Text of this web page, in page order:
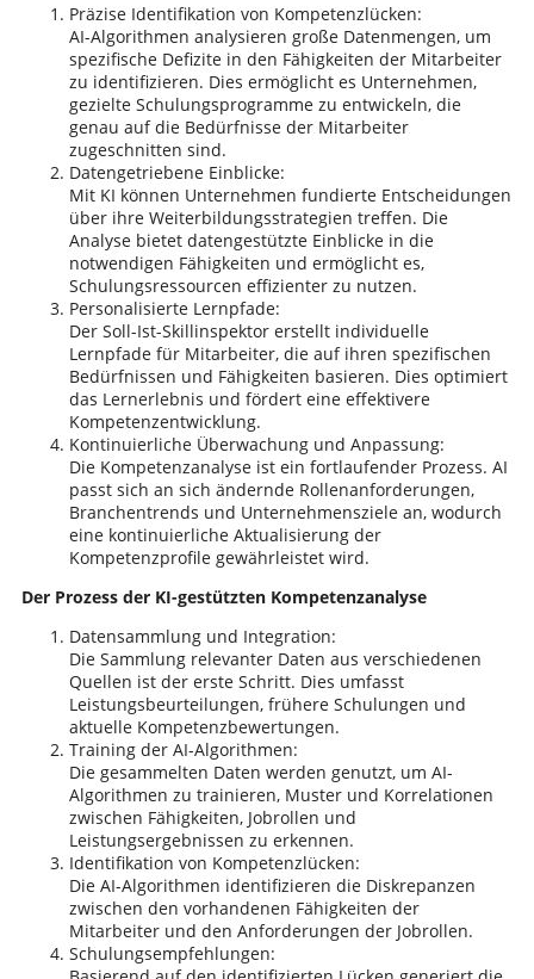
Präzise Identifikation von Kompetenzlücken:
AI-Algorithmen analysieren große Datenmengen, um
spezifische Defizite in den Fähigkeiten der Mitarbeiter
zu identifizieren. Dies ermöglicht es Unternehmen,
gezielte Schulungsprogramme zu entwickeln, die
genau auf die Bedürfnisse der Mitarbeiter
zugeschnitten sind.
Datengetriebene Einblicke:
Mit KI können Unternehmen fundierte Entscheidungen
über ihre Weiterbildungsstrategien treffen. Die
Analyse bietet datengestützte Einblicke in die
notwendigen Fähigkeiten und ermöglicht es,
Schulungsressourcen effizienter zu nutzen.
Personalisierte Lernpfade:
Der Soll-Ist-Skillinspektor erstellt individuelle
Lernpfade für Mitarbeiter, die auf ihren spezifischen
Bedürfnissen und Fähigkeiten basieren. Dies optimiert
das Lernerlebnis und fördert eine effektivere
Kompetenzentwicklung.
Kontinuierliche Überwachung und Anpassung:
Die Kompetenzanalyse ist ein fortlaufender Prozess. AI
passt sich an sich ändernde Rollenanforderungen,
Branchentrends und Unternehmensziele an, wodurch
eine kontinuierliche Aktualisierung der
Kompetenzprofile gewährleistet wird.
Der Prozess der KI-gestützten Kompetenzanalyse
Datensammlung und Integration:
Die Sammlung relevanter Daten aus verschiedenen
Quellen ist der erste Schritt. Dies umfasst
Leistungsbeurteilungen, frühere Schulungen und
aktuelle Kompetenzbewertungen.
Training der AI-Algorithmen:
Die gesammelten Daten werden genutzt, um AI-
Algorithmen zu trainieren, Muster und Korrelationen
zwischen Fähigkeiten, Jobrollen und
Leistungsergebnissen zu erkennen.
Identifikation von Kompetenzlücken:
Die AI-Algorithmen identifizieren die Diskrepanzen
zwischen den vorhandenen Fähigkeiten der
Mitarbeiter und den Anforderungen der Jobrollen.
Schulungsempfehlungen: